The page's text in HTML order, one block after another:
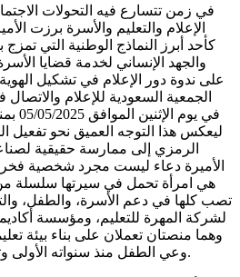
في زمن تتسارع فيه التحولات
الإعلام والتعليم والأسرة برزت
كأحد أبرز النماذج الوطنية التي
والجهد الإنساني لخدمة قضايا
على ندوة دور الإعلام في تشكيل
الجمعية السعودية للإعلام
في
ليعكس هذا التوجه العميق نحو تفعيل
الرمزي إلى ممارسة حقيقية
الأميرة دعاء ليست مجرد شخصية
هي امرأة تحمل في سيرتها سلسلة من
تصب كلها في دعم الأسرة، والطفل،
لشركة المهرة للتعليم، ومؤسسة
وهما منصتان تعملان على بناء بيئة
وعي الطفل منذ سنواته الأولى وتربطه بهويته وقيمه ومجتمع.